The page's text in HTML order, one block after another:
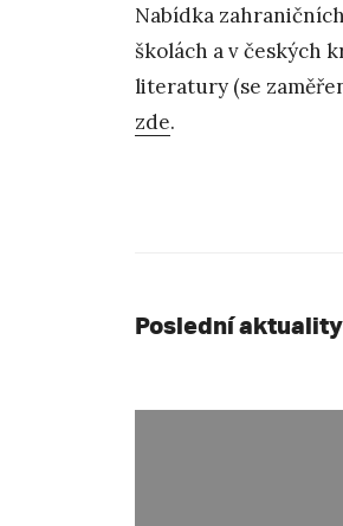
Nabídka
školách a v českých
literatury (se
zde.
Poslední aktuality